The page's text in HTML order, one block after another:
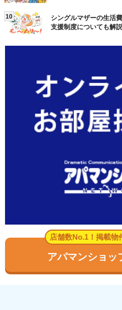
10
シングルマザーの生活
支援制度についても解説
店舗数No.1！掲載物
アパマンショッ